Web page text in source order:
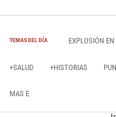
TEMAS DEL DÍA EXPLOSIÓN
+SALUD +HISTORIAS
MAS E